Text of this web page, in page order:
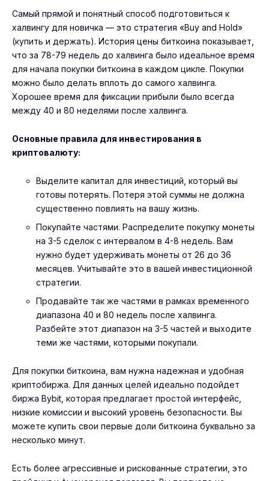
Самый прямой и понятный способ подготовиться к
халвингу для новичка — это стратегия «Buy and Hold»
(купить и держать). История цены биткоина показывает,
что за 78-79 недель до халвинга было идеальное время
для начала покупки биткоина в каждом цикле. Покупки
можно было делать вплоть до самого халвинга.
Хорошее время для фиксации прибыли было всегда
между 40 и 80 неделями после халвинга.
Основные правила для инвестирования в
криптовалюту:
Выделите капитал для инвестиций, который вы
готовы потерять. Потеря этой суммы не должна
существенно повлиять на вашу жизнь.
Покупайте частями. Распределите покупку монеты
на 3-5 сделок с интервалом в 4-8 недель. Вам
нужно будет удерживать монеты от 26 до 36
месяцев. Учитывайте это в вашей инвестиционной
стратегии.
Продавайте так же частями в рамках временного
диапазона 40 и 80 недель после халвинга.
Разбейте этот диапазон на 3-5 частей и выходите
теми же частями, которыми покупали.
Для покупки биткоина, вам нужна надежная и удобная
криптобиржа. Для данных целей идеально подойдет
биржа Bybit , которая предлагает простой интерфейс,
низкие комиссии и высокий уровень безопасности. Вы
можете купить свои первые доли биткоина буквально за
несколько минут.
Есть более агрессивные и рискованные стратегии, это